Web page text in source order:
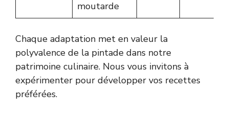
moutarde
Chaque adaptation met en valeur la
polyvalence de la pintade dans notre
patrimoine culinaire. Nous vous invitons à
expérimenter pour développer vos recettes
préférées.